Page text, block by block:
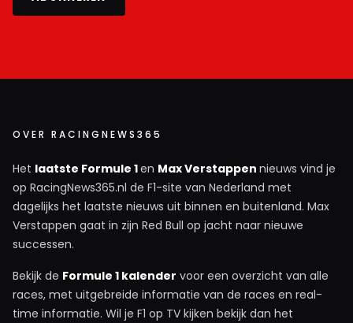
OVER RACINGNEWS365
Het laatste Formule 1en Max Verstappen nieuws vind je
op RacingNews365.nl de F1-site van Nederland met
dagelijks het laatste nieuws uit binnen en buitenland. Max
Verstappen gaat in zijn Red Bull op jacht naar nieuwe
successen.
Bekijk de Formule 1 kalender voor een overzicht van alle
races, met uitgebreide informatie van de races en real-
time informatie. Wil je F1 op TV kijken bekijk dan het